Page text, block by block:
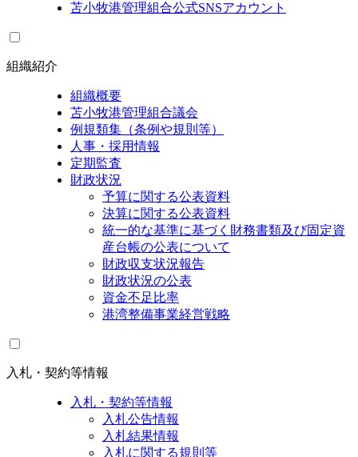
苫小牧港管理組合公式SNSアカウント
組織紹介
組織概要
苫小牧港管理組合議会
例規類集（条例や規則等）
人事・採用情報
定期監査
財政状況
予算に関する公表資料
決算に関する公表資料
統一的な基準に基づく財務書類及び固定資
産台帳の公表について
財政収支状況報告
財政状況の公表
資金不足比率
港湾整備事業経営戦略
入札・契約等情報
入札・契約等情報
入札公告情報
入札結果情報
入札に関する規則等